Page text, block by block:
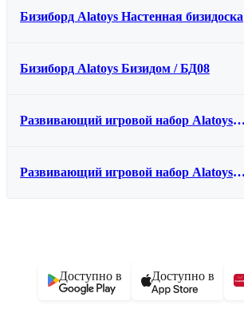
Бизиборд Alatoys Настенная бизидоска
Бизиборд Alatoys Бизидом / БД08
Развивающий игровой набор Alatoys
Развивающий игровой набор Alatoys
Доступно в Доступно в